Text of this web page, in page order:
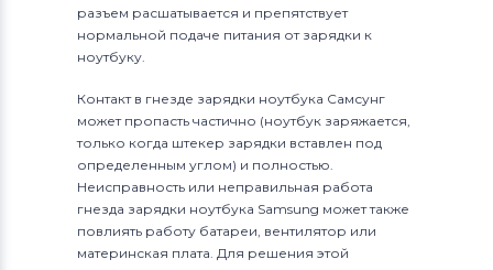
разъем расшатывается и препятствует
нормальной подаче питания от зарядки к
ноутбуку.
Контакт в гнезде зарядки ноутбука Самсунг
может пропасть частично (ноутбук заряжается,
только когда штекер зарядки вставлен под
определенным углом) и полностью.
Неисправность или неправильная работа
гнезда зарядки ноутбука Samsung может также
повлиять работу батареи, вентилятор или
материнская плата. Для решения этой